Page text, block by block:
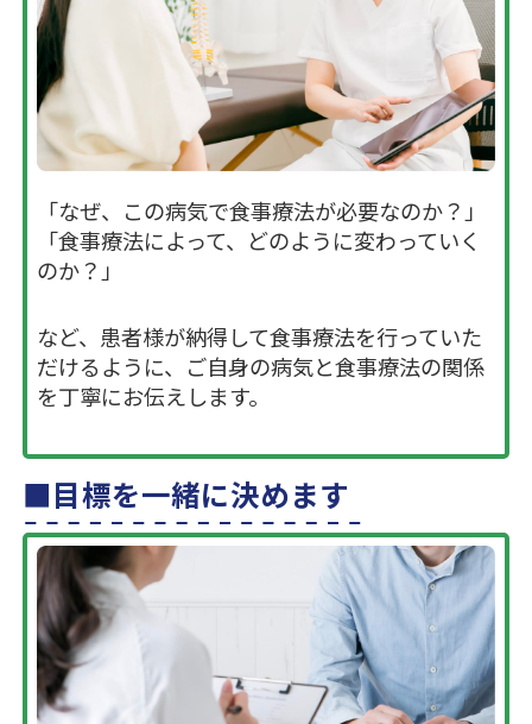
「なぜ、この病気で食事療法が必要なのか？」
「食事療法によって、どのように変わっていく
のか？」
など、患者様が納得して食事療法を行っていた
だけるように、ご自身の病気と食事療法の関係
を丁寧にお伝えします。
目標を一緒に決めます